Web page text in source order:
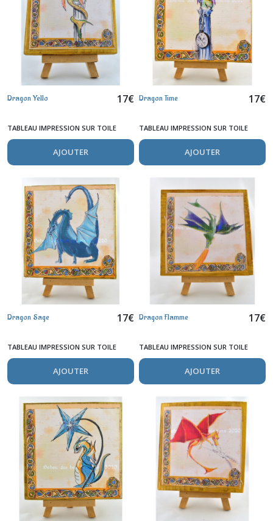
Dragon Yello 17€
TABLEAU IMPRESSION SUR TOILE
AJOUTER
Dragon Time 17€
TABLEAU IMPRESSION SUR TOILE
AJOUTER
Dragon Sage 17€
TABLEAU IMPRESSION SUR TOILE
AJOUTER
Dragon Flamme 17€
TABLEAU IMPRESSION SUR TOILE
AJOUTER